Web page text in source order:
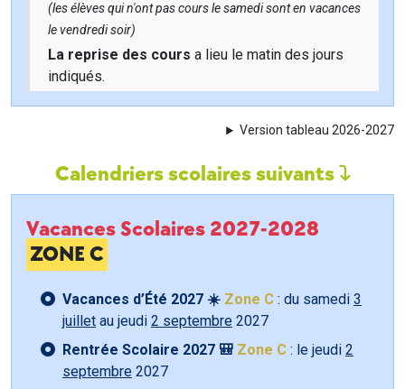
(les élèves qui n'ont pas cours le samedi sont en vacances
le vendredi soir)
La reprise des cours a lieu le matin des jours
indiqués.
Version tableau 2026-2027
Calendriers scolaires suivants
Vacances Scolaires 2027-2028
ZONE C
Vacances d’Été 2027 ☀️ Zone C : du samedi 3
juillet au jeudi 2 septembre 2027
Rentrée Scolaire 2027 🎒 Zone C : le jeudi 2
septembre 2027